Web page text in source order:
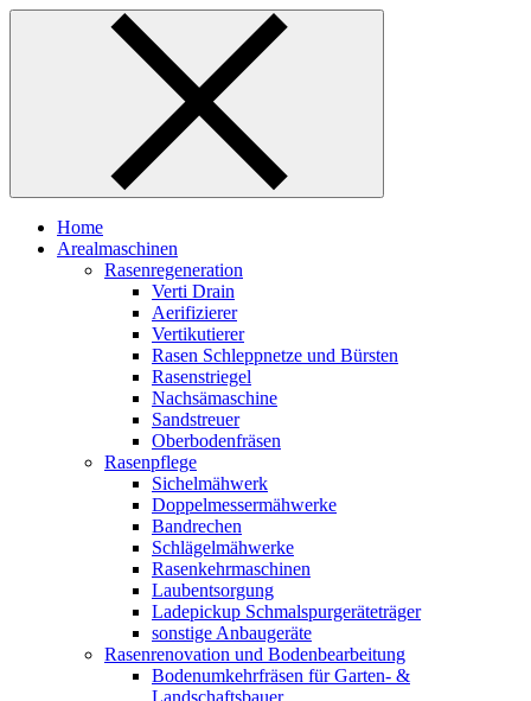
Skip
Home
Arealmaschinen
Rasenregeneration
Verti Drain
Aerifizierer
Vertikutierer
Rasen Schleppnetze und Bürsten
Rasenstriegel
Nachsämaschine
Sandstreuer
Oberbodenfräsen
Rasenpflege
Sichelmähwerk
Doppelmessermähwerke
Bandrechen
Schlägelmähwerke
Rasenkehrmaschinen
Laubentsorgung
Ladepickup Schmalspurgeräteträger
sonstige Anbaugeräte
Rasenrenovation und Bodenbearbeitung
Bodenumkehrfräsen für Garten- &
Landschaftsbauer